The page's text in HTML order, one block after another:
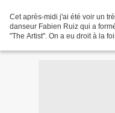
Cet après-midi j'ai été voir un
danseur Fabien Ruiz qui a
"The Artist". On a eu droit à la